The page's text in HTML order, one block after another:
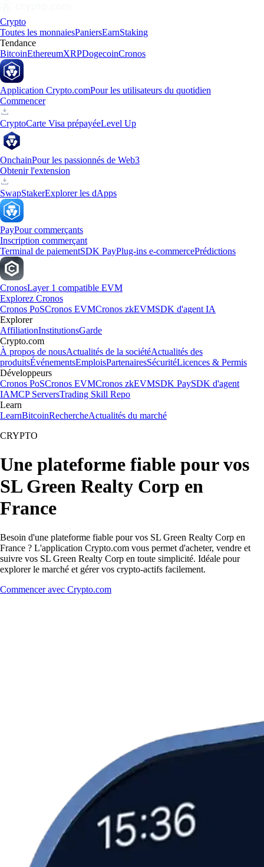
Crypto
Toutes les monnaiesPaniersEarnStaking
Tendance
BitcoinEthereumXRPDogecoinCronos
Application Crypto.comPour les utilisateurs du quotidien
Commencer
CryptoCarte Visa prépayéeLevel Up
OnchainPour les passionnés de Web3
Obtenir l'extension
SwapStakerExplorer les dApps
PayPour commerçants
Inscription commerçant
Terminal de paiementSDK PayPlug-ins e-commercePrédictions
CronosLayer 1 compatible EVM
Explorez Cronos
Cronos PoSCronos EVMCronos zkEVMSDK d'agent IA
Explorer
AffiliationInstitutionsGarde
Crypto.com
À propos de nousActualités de la sociétéActualités des
produitsÉvénementsEmploisPartenairesSécuritéLicences & Permis
Développeurs
Cronos PoSCronos EVMCronos zkEVMSDK PaySDK d'agent
IAMCP ServersTrading Skill Repo
Learn
LearnBitcoinRechercheActualités du marché
CRYPTO
Une plateforme fiable pour vos
SL Green Realty Corp en
France
Besoin d'une plateforme fiable pour vos SL Green Realty Corp en
France ? L'application Crypto.com vous permet d'acheter, vendre et
suivre vos SL Green Realty Corp en toute simplicité. Idéale pour
explorer le marché et gérer vos crypto-actifs facilement.
Commencer avec Crypto.com